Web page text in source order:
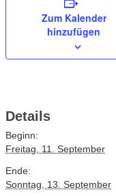
Zum Kalender
hinzufügen
Details
Beginn:
Freitag, 11. September
Ende:
Sonntag, 13. September